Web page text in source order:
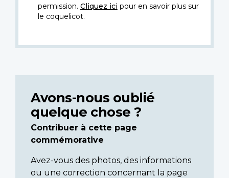
permission. Cliquez icipour en savoir plus sur
le coquelicot.
Avons-nous oublié
quelque chose ?
Contribuer à cette page
commémorative
Avez-vous des photos, des informations
ou une correction concernant la page